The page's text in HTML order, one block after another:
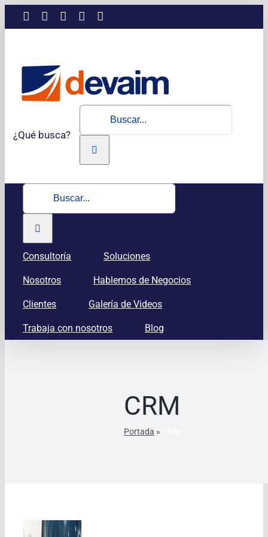
Saltar
LinkedInInstagramFacebook
¿Qué busca?
Buscar:
Buscar:
Consultoría Soluciones
Nosotros Hablemos de Negocios
Clientes Galería de Videos
Trabaja con nosotros Blog
CRM
Portada »